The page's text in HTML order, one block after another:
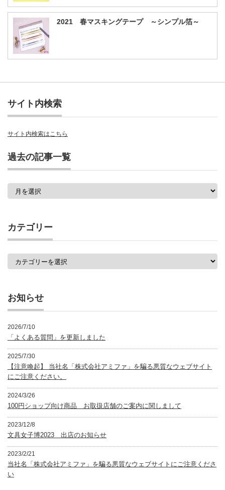
2021 春マスキングテープ ～シンプル箔～
サイト内検索
サイト内検索はこちら
過去の記事一覧
過
一
覧
カテゴリー
カ
お知らせ
2026/7/10
「よくある質問」を更新しました
2025/7/30
【注意喚起】 当社名「株式会社アミファ」を騙る悪質なウェブサイト
にご注意ください。
2024/3/26
100円ショップ向け商品 お取扱店舗のご案内に関しまして
2023/12/8
文具女子博2023 出店のお知らせ
2023/2/21
当社名「株式会社アミファ」を騙る悪質なウェブサイトにご注意くださ
い